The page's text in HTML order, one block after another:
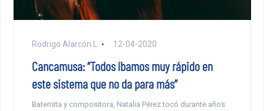
Rodrigo Alarcón L. 12-04-2020
Cancamusa: “Todos íbamos muy rápido en
este sistema que no da para más”
Baterista y compositora, Natalia Pérez tocó durante años